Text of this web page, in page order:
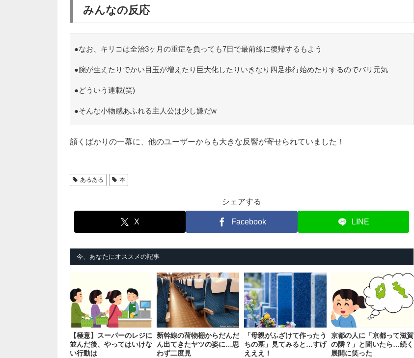
みんなの反応
●なお、キリコは全治3ヶ月の重症を負っても7日で最前線に復帰するもよう
●腕が生えたりでかい目玉が増えたり巨大化したりいきなり四足歩行始めたりするのでバリ元気
●どういう連載(笑)
●そんな小物感あふれる主人公は少し嫌だw
頷くばかりの一幕に、他のユーザーからも大きな反響が寄せられていました！
あるある 本
シェアする
X Facebook LINE
今、あなたにオススメの記事
【極意】スーパーのレジに
並んだ後、やってはいけな
い行動は
新幹線の荷物棚からだんだ
ん出てきたヤツの姿に…思
わず二度見
「母親がふざけて作ったう
ちの墓」見てみると…すげ
えええ！
京都の人に「京都って滋賀
の隣？」と聞いたら…続く
展開に笑った